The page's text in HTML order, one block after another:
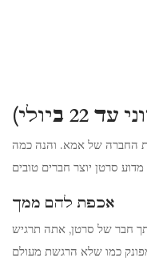
החברה של אמא. והנה כמה
אכפת להם ממך
חבר של סרטן, אתה תרגיש